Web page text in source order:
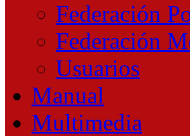
Federación
Federación
Usuarios
Manual
Multimedia